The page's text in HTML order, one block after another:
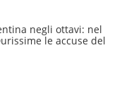
negli ottavi: nel
le accuse del